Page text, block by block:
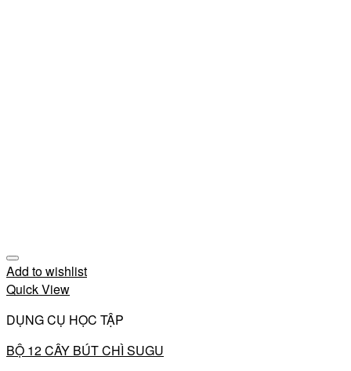
Add to wishlist
Quick View
DỤNG CỤ HỌC TẬP
BỘ 12 CÂY BÚT CHÌ SUGU